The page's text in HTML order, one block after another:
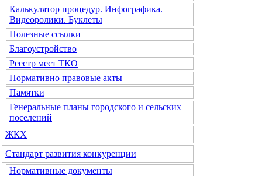
Калькулятор процедур. Инфографика.
Видеоролики. Буклеты
Полезные ссылки
Благоустройство
Реестр мест ТКО
Нормативно правовые акты
Памятки
Генеральные планы городского и сельских
поселений
ЖКХ
Стандарт развития конкуренции
Нормативные документы